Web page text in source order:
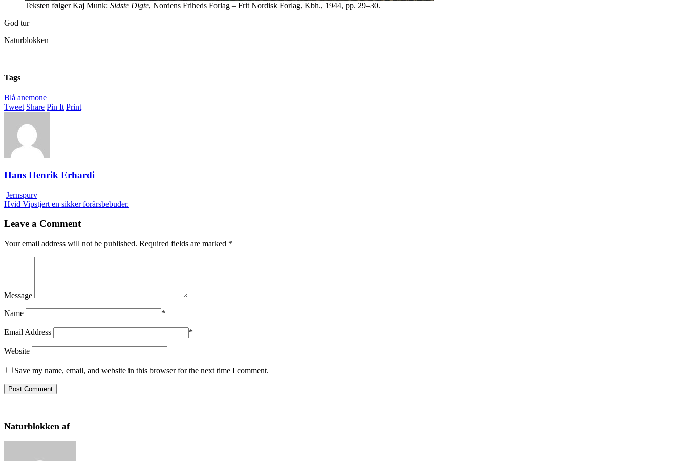
Teksten følger Kaj Munk: Sidste Digte, Nordens Friheds Forlag – Frit Nordisk Forlag, Kbh., 1944, pp. 29–30.
God tur
Naturblokken
Tags
Blå anemone
Tweet Share Pin It Print
Hans Henrik Erhardi
Jernspurv
Hvid Vipstjert en sikker forårsbebuder.
Leave a Comment
Your email address will not be published. Required fields are marked *
Message
Name *
Email Address *
Website
Save my name, email, and website in this browser for the next time I comment.
Naturblokken af